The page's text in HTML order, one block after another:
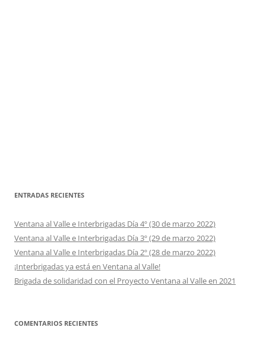
ENTRADAS RECIENTES
Ventana al Valle e Interbrigadas Día 4º (30 de marzo 2022)
Ventana al Valle e Interbrigadas Día 3º (29 de marzo 2022)
Ventana al Valle e Interbrigadas Día 2º (28 de marzo 2022)
¡Interbrigadas ya está en Ventana al Valle!
Brigada de solidaridad con el Proyecto Ventana al Valle en 2021
COMENTARIOS RECIENTES